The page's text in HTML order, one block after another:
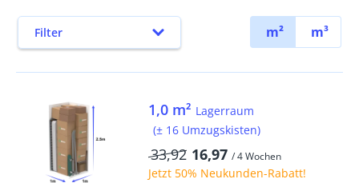
Filter m² m³
1,0 m² Lagerraum
(± 16 Umzugskisten)
33,92 16,97 / 4 Wochen
Jetzt 50% Neukunden-Rabatt!